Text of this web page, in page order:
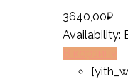
3640,00₽
Availability: